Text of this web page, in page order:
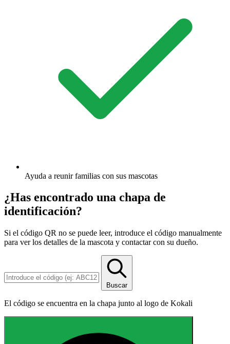
Ayuda a reunir familias con sus mascotas
¿Has encontrado una chapa de
identificación?
Si el código QR no se puede leer, introduce el código manualmente
para ver los detalles de la mascota y contactar con su dueño.
Buscar
El código se encuentra en la chapa junto al logo de Kokali